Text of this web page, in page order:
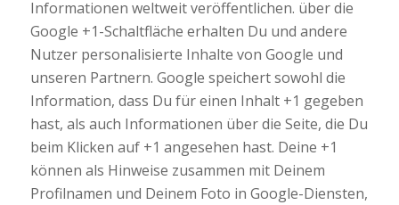
Informationen weltweit veröffentlichen. über die
Google +1-Schaltfläche erhalten Du und andere
Nutzer personalisierte Inhalte von Google und
unseren Partnern. Google speichert sowohl die
Information, dass Du für einen Inhalt +1 gegeben
hast, als auch Informationen über die Seite, die Du
beim Klicken auf +1 angesehen hast. Deine +1
können als Hinweise zusammen mit Deinem
Profilnamen und Deinem Foto in Google-Diensten,